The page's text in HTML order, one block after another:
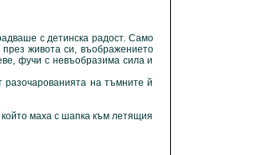
с детинска радост. Само
живота си, въображението
фучи с невъобразима сила и
на тъмните й
маха с шапка към летящия